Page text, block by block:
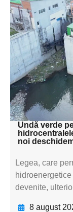
textul
textul
textul
Undă verde
noi
Legea, care
devenite,
8 august